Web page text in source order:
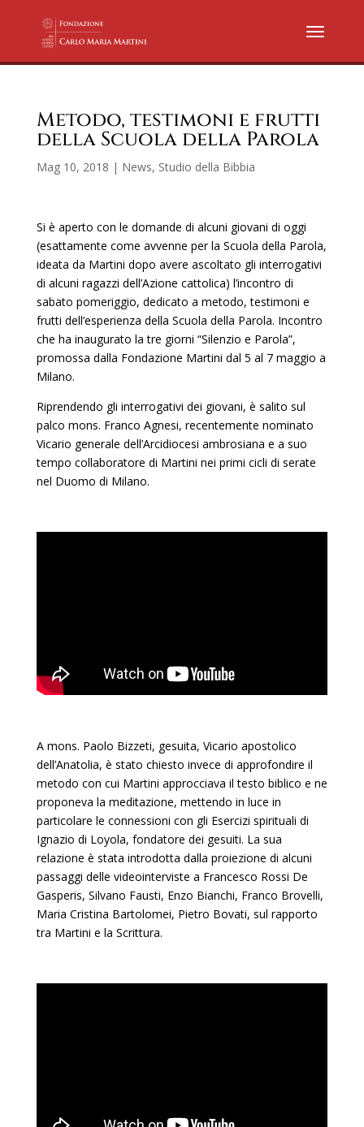
Metodo, testimoni e frutti
della Scuola della Parola
Mag 10, 2018 | News, Studio della Bibbia
Si è aperto con le domande di alcuni giovani di oggi
(esattamente come avvenne per la Scuola della Parola,
ideata da Martini dopo avere ascoltato gli interrogativi
di alcuni ragazzi dell’Azione cattolica) l’incontro di
sabato pomeriggio, dedicato a metodo, testimoni e
frutti dell’esperienza della Scuola della Parola. Incontro
che ha inaugurato la tre giorni “Silenzio e Parola”,
promossa dalla Fondazione Martini dal 5 al 7 maggio a
Milano.
Riprendendo gli interrogativi dei giovani, è salito sul
palco mons. Franco Agnesi, recentemente nominato
Vicario generale dell’Arcidiocesi ambrosiana e a suo
tempo collaboratore di Martini nei primi cicli di serate
nel Duomo di Milano.
A mons. Paolo Bizzeti, gesuita, Vicario apostolico
dell’Anatolia, è stato chiesto invece di approfondire il
metodo con cui Martini approcciava il testo biblico e ne
proponeva la meditazione, mettendo in luce in
particolare le connessioni con gli Esercizi spirituali di
Ignazio di Loyola, fondatore dei gesuiti. La sua
relazione è stata introdotta dalla proiezione di alcuni
passaggi delle videointerviste a Francesco Rossi De
Gasperis, Silvano Fausti, Enzo Bianchi, Franco Brovelli,
Maria Cristina Bartolomei, Pietro Bovati, sul rapporto
tra Martini e la Scrittura.